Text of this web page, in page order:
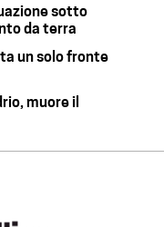
sotto
da terra
un solo fronte
muore il